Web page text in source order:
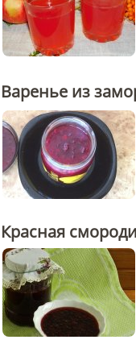
Варенье из
Красная